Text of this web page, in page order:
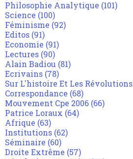
Philosophie Analytique (101)
Science (100)
Féminisme (92)
Editos (91)
Economie (91)
Lectures (90)
Alain Badiou (81)
Ecrivains (78)
Sur L'histoire Et Les Révolutions
Correspondance (68)
Mouvement Cpe 2006 (66)
Patrice Loraux (64)
Afrique (63)
Institutions (62)
Séminaire (60)
Droite Extrême (57)